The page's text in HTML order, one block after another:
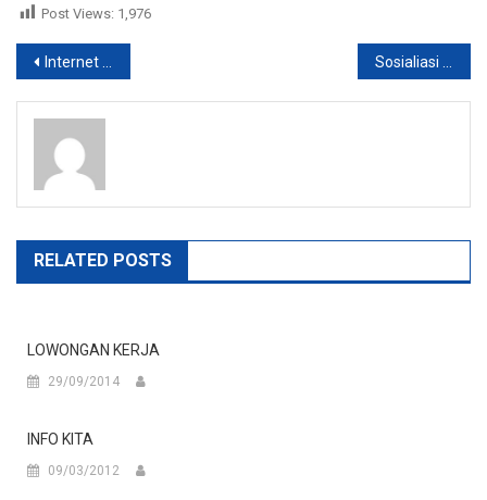
Post Views: 1,976
Post
navigation
Internet baru “down”
RELATED POSTS
LOWONGAN KERJA
29/09/2014
INFO KITA
09/03/2012